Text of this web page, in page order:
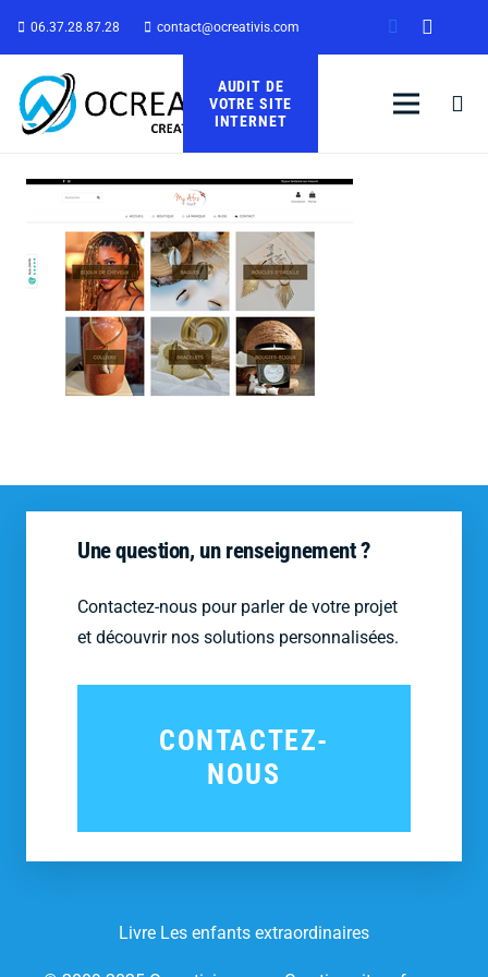
06.37.28.87.28 contact@ocreativis.com
AUDIT DE
VOTRE SITE
INTERNET
Une question, un renseignement ?
Contactez-nous pour parler de votre projet
et découvrir nos solutions personnalisées.
CONTACTEZ-
NOUS
Livre Les enfants extraordinaires